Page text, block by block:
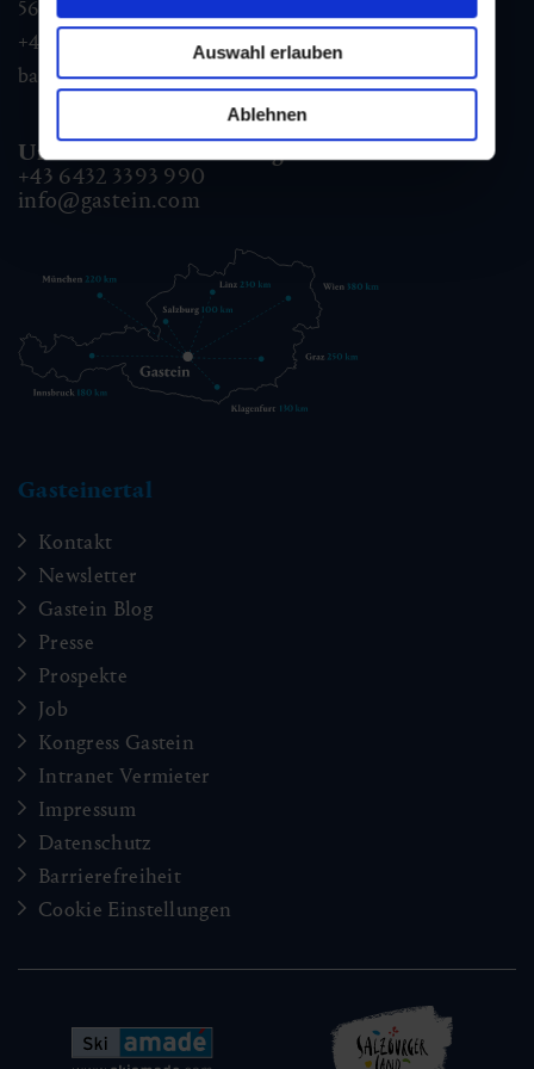
Auswahl erlauben
Ablehnen
5640
+43 6432 3393 560
badgastein@gastein.com
Unterkunfts- & Buchungshotline:
+43 6432 3393 990
info@gastein.com
Gasteinertal
Kontakt
Newsletter
Gastein Blog
Presse
Prospekte
Job
Kongress Gastein
Intranet Vermieter
Impressum
Datenschutz
Barrierefreiheit
Cookie Einstellungen